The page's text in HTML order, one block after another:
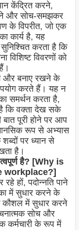
केंद्रित करने,
और सोच-समझकर
के विपरीत, जो एक
कार्य है, यह
करता है कि
विशिष्ट विवरणों को
और बनाए रखने के
करते हैं। यह न
समर्थन करता है,
कि वक्ता देख सके
पूरी होने पर आप
रूप से अभ्यास
पर ध्यान से
है।
है? [Why is
workplace?]
हों, पदोन्नति पाने
में सुधार करने के
कौशल में सुधार करने
सोच और
कर्मचारी के रूप में